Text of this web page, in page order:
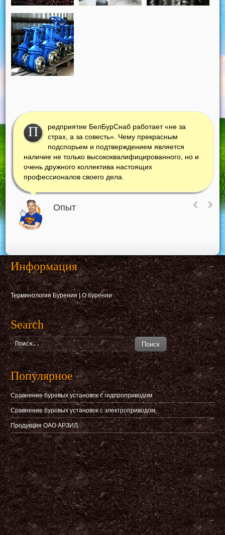
П
редприятие БелБурСнаб работает «не за
страх, а за совесть». Чему прекрасным
подспорьем и подтверждением является
наличие не только высококвалифицированного, но и
очень дружного коллектива настоящих
профессионалов своего дела.
Опыт
Информация
Терминология Бурения|О бурении
Search
Поиск
Популярное
Сравнение буровых установок с гидпроприводом
Сравнение буровых установок с электроприводом
Продукция ОАО АРЗИЛ